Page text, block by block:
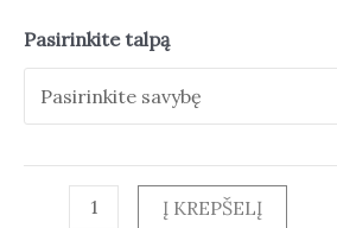
Pasirinkite talpą
Į KREPŠELĮ